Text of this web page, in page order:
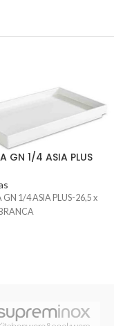
GN 1/4 ASIA PLUS
GN 1/4 ASIA PLUS-26,5 x